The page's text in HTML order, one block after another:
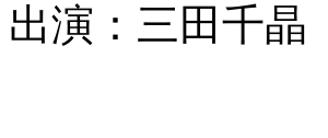
出演：三田千晶